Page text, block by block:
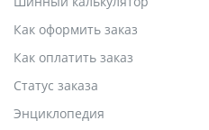
Как оформить заказ
Как оплатить заказ
Статус заказа
Энциклопедия